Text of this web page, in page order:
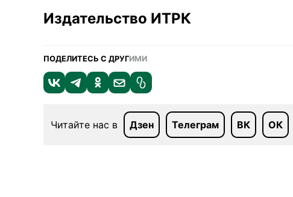
Издательство ИТРК
ПОДЕЛИТЕСЬ С ДРУГИМИ
Читайте нас в Дзен Телеграм ВК ОК